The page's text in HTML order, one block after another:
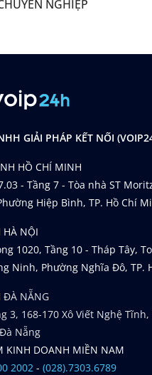
NGHIỆP
GIẢI PHÁP KẾT NỐI
HỒ CHÍ MINH
- Tầng 7 - Tòa nhà ST
Hiệp Bình, TP. Hồ Chí
HÀ NỘI
1020, Tầng 10 - Tháp Tây,
Ninh, Phường Nghĩa Đô, TP.
ĐÀ NẴNG
3, 168-170 Xô Viết Nghệ
Nẵng
KINH DOANH MIỀN NAM
2002 - (028).7303.6789